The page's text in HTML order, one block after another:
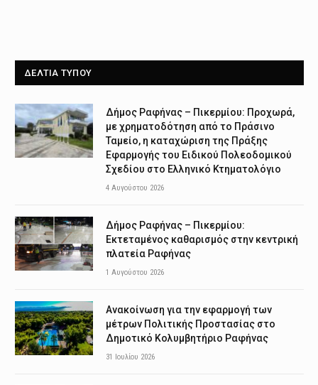
ΔΕΛΤΙΑ ΤΥΠΟΥ
Δήμος Ραφήνας – Πικερμίου: Προχωρά,
με χρηματοδότηση από το Πράσινο
Ταμείο, η καταχώριση της Πράξης
Εφαρμογής του Ειδικού Πολεοδομικού
Σχεδίου στο Ελληνικό Κτηματολόγιο
4 Αυγούστου 2026
Δήμος Ραφήνας – Πικερμίου:
Εκτεταμένος καθαρισμός στην κεντρική
πλατεία Ραφήνας
1 Αυγούστου 2026
Ανακοίνωση για την εφαρμογή των
μέτρων Πολιτικής Προστασίας στο
Δημοτικό Κολυμβητήριο Ραφήνας
31 Ιουλίου 2026